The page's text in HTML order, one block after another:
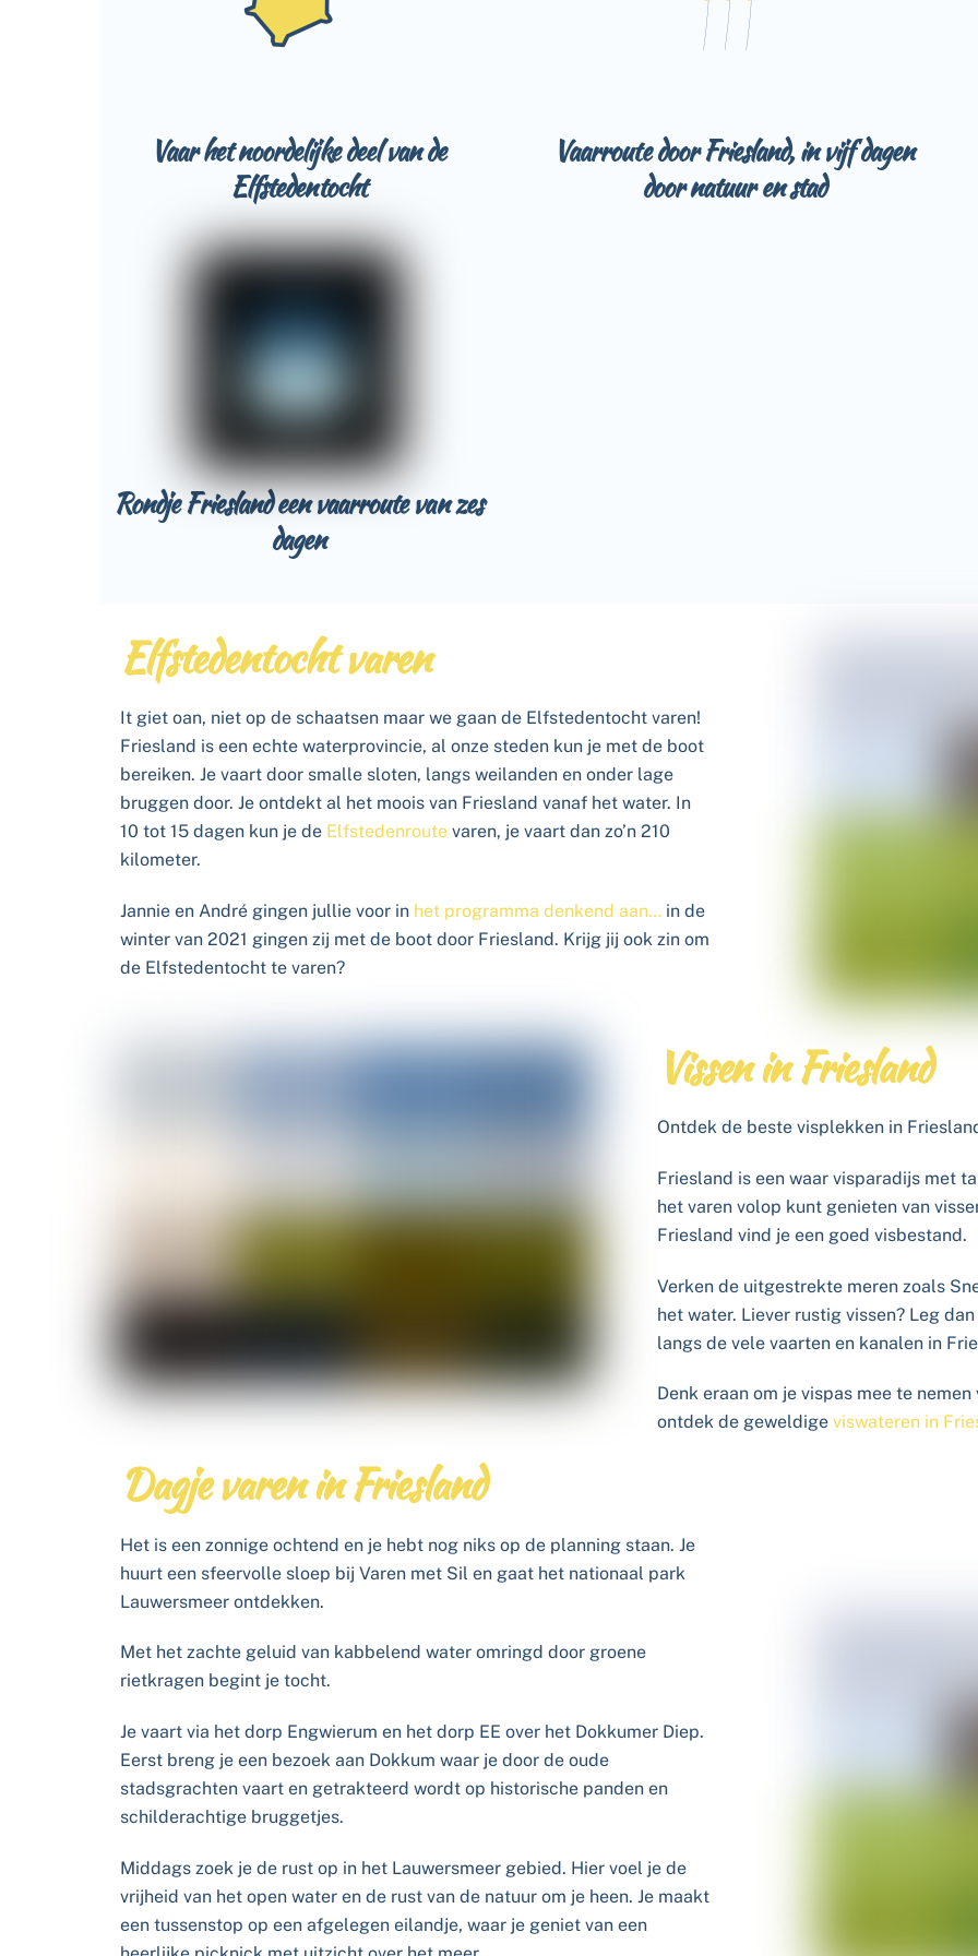
Vaar het noordelijke deel van de
Elfstedentocht
Vaarroute door Friesland, in vijf dagen
door natuur en stad
Rondje Friesland een vaarroute van zes
dagen
Elfstedentocht varen
It giet oan, niet op de schaatsen maar we gaan de Elfstedentocht varen!
Friesland is een echte waterprovincie, al onze steden kun je met de boot
bereiken. Je vaart door smalle sloten, langs weilanden en onder lage
bruggen door. Je ontdekt al het moois van Friesland vanaf het water. In
10 tot 15 dagen kun je de Elfstedenroutevaren, je vaart dan zo’n 210
kilometer.
Jannie en André gingen jullie voor in het programma denkend aan…in de
winter van 2021 gingen zij met de boot door Friesland. Krijg jij ook zin om
de Elfstedentocht te varen?
Vissen in Friesland
Ontdek de beste visplekken in
Friesland is een waar visparadijs met
het varen volop kunt genieten van
Friesland vind je een goed visbestand.
Verken de uitgestrekte meren zoals
het water. Liever rustig vissen? Leg
langs de vele vaarten en kanalen in
Denk eraan om je vispas mee te
ontdek de geweldige viswateren in
Dagje varen in Friesland
Het is een zonnige ochtend en je hebt nog niks op de planning staan. Je
huurt een sfeervolle sloep bij Varen met Sil en gaat het nationaal park
Lauwersmeer ontdekken.
Met het zachte geluid van kabbelend water omringd door groene
rietkragen begint je tocht.
Je vaart via het dorp Engwierum en het dorp EE over het Dokkumer Diep.
Eerst breng je een bezoek aan Dokkum waar je door de oude
stadsgrachten vaart en getrakteerd wordt op historische panden en
schilderachtige bruggetjes.
Middags zoek je de rust op in het Lauwersmeer gebied. Hier voel je de
vrijheid van het open water en de rust van de natuur om je heen. Je maakt
een tussenstop op een afgelegen eilandje, waar je geniet van een